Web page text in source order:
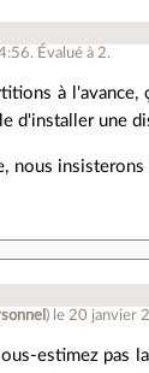
. Évalué à 2.
à
d'installer une
nous
) le 20 janvier
estimez pas